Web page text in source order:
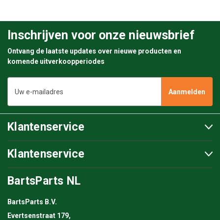
Inschrijven voor onze nieuwsbrief
Ontvang de laatste updates over nieuwe producten en
komende uitverkoopperiodes
mailadres
Klantenservice
Klantenservice
BartsParts NL
BartsParts B.V.
Evertsenstraat 179,